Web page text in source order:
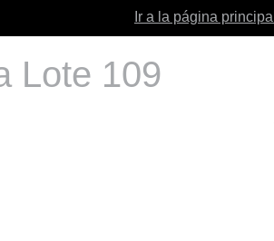
Ir a la página principal
Lote 109